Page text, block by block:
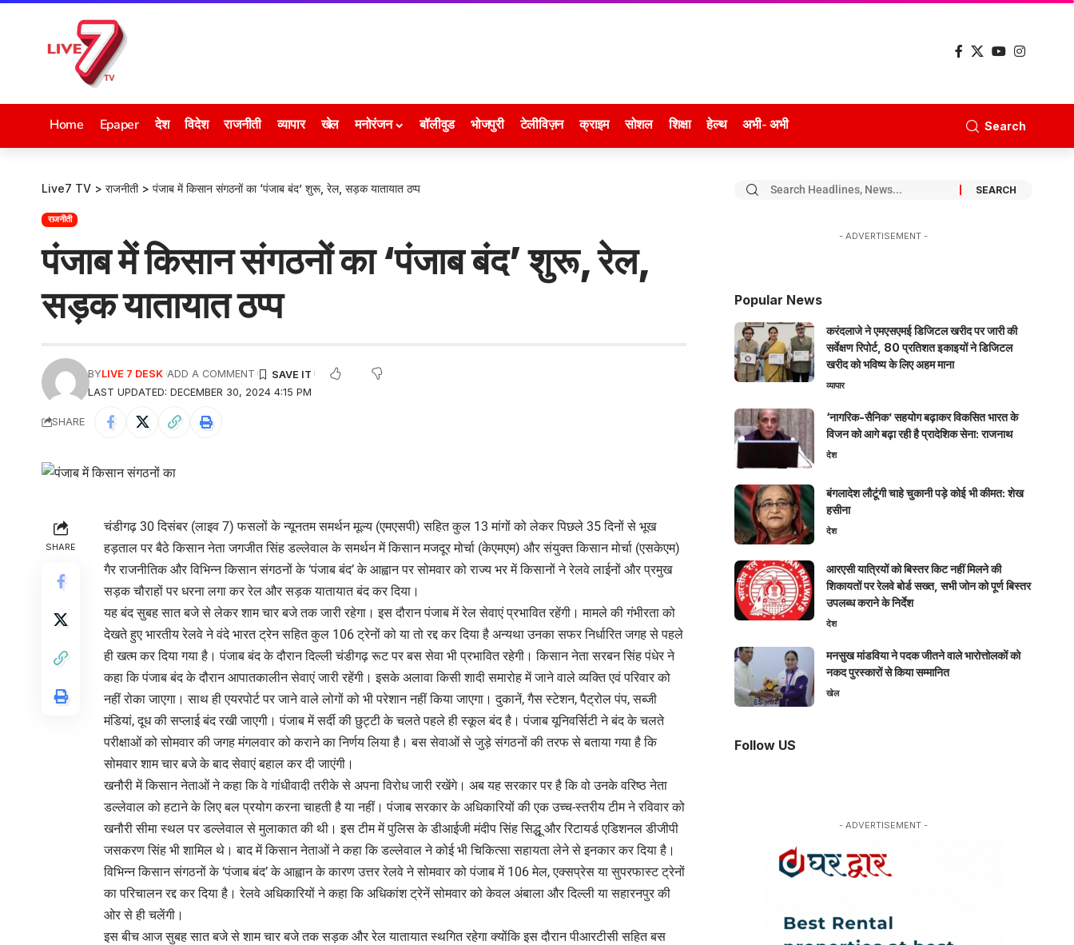
Home Epaper देश विदेश राजनीती व्यापार खेल मनोरंजन बॉलीवुड भोजपुरी टेलीविज़न क्राइम सोशल शिक्षा हेल्थ अभी- अभी Search
Live7 TV > राजनीती> पंजाब में किसान संगठनों का ‘पंजाब बंद’ शुरू, रेल, सड़क यातायात ठप्प
राजनीती
पंजाब में किसान संगठनों का ‘पंजाब बंद’ शुरू, रेल,
सड़क यातायात ठप्प
LAST UPDATED: DECEMBER 30, 2024 4:15 PM
BYLIVE 7 DESK ADD A COMMENT
SHARE
SHARE
चंडीगढ़ 30 दिसंबर (लाइव 7) फसलों के न्यूनतम समर्थन मूल्य (एमएसपी) सहित कुल 13 मांगों को लेकर पिछले 35 दिनों से भूख
हड़ताल पर बैठे किसान नेता जगजीत सिंह डल्लेवाल के समर्थन में किसान मजदूर मोर्चा (केएमएम) और संयुक्त किसान मोर्चा (एसकेएम)
गैर राजनीतिक और विभिन्न किसान संगठनों के ‘पंजाब बंद’ के आह्वान पर सोमवार को राज्य भर में किसानों ने रेलवे लाईनों और प्रमुख
सड़क चौराहों पर धरना लगा कर रेल और सड़क यातायात बंद कर दिया।
यह बंद सुबह सात बजे से लेकर शाम चार बजे तक जारी रहेगा। इस दौरान पंजाब में रेल सेवाएं प्रभावित रहेंगी। मामले की गंभीरता को
देखते हुए भारतीय रेलवे ने वंदे भारत ट्रेन सहित कुल 106 ट्रेनों को या तो रद्द कर दिया है अन्यथा उनका सफर निर्धारित जगह से पहले
ही खत्‍म कर दिया गया है। पंजाब बंद के दौरान दिल्‍ली चंडीगढ़ रूट पर बस सेवा भी प्रभावित रहेगी। किसान नेता सरबन सिंह पंधेर ने
कहा कि पंजाब बंद के दौरान आपातकालीन सेवाएं जारी रहेंगी। इसके अलावा किसी शादी समारोह में जाने वाले व्‍यक्ति एवं परिवार को
नहीं रोका जाएगा। साथ ही एयरपोर्ट पर जाने वाले लोगों को भी परेशान नहीं किया जाएगा। दुकानें, गैस स्टेशन, पैट्रोल पंप, सब्जी
मंडियां, दूध की सप्लाई बंद रखी जाएगी। पंजाब में सर्दी की छुट्टी के चलते पहले ही स्‍कूल बंद है। पंजाब यूनिवर्सिटी ने बंद के चलते
परीक्षाओं को सोमवार की जगह मंगलवार को कराने का निर्णय लिया है। बस सेवाओं से जुड़े संगठनों की तरफ से बताया गया है कि
सोमवार शाम चार बजे के बाद सेवाएं बहाल कर दी जाएंगी।
खनौरी में किसान नेताओं ने कहा कि वे गांधीवादी तरीके से अपना विरोध जारी रखेंगे। अब यह सरकार पर है कि वो उनके वरिष्ठ नेता
डल्लेवाल को हटाने के लिए बल प्रयोग करना चाहती है या नहीं। पंजाब सरकार के अधिकारियों की एक उच्च-स्तरीय टीम ने रविवार को
खनौरी सीमा स्थल पर डल्लेवाल से मुलाकात की थी। इस टीम में पुलिस के डीआईजी मंदीप सिंह सिद्धू और रिटायर्ड एडिशनल डीजीपी
जसकरण सिंह भी शामिल थे। बाद में किसान नेताओं ने कहा कि डल्लेवाल ने कोई भी चिकित्सा सहायता लेने से इनकार कर दिया है।
विभिन्न किसान संगठनों के ‘पंजाब बंद’ के आह्वान के कारण उत्तर रेलवे ने सोमवार को पंजाब में 106 मेल, एक्सप्रेस या सुपरफास्ट ट्रेनों
का परिचालन रद्द कर दिया है। रेलवे अधिकारियों ने कहा कि अधिकांश ट्रेनें सोमवार को केवल अंबाला और दिल्ली या सहारनपुर की
ओर से ही चलेंगी।
इस बीच आज सुबह सात बजे से शाम चार बजे तक सड़क और रेल यातायात स्थगित रहेगा क्योंकि इस दौरान पीआरटीसी सहित बस
- ADVERTISEMENT -
Popular News
करंदलाजे ने एमएसएमई डिजिटल खरीद पर जारी की
सर्वेक्षण रिपोर्ट, 80 प्रतिशत इकाइयों ने डिजिटल
खरीद को भविष्य के लिए अहम माना
व्यापार
‘नागरिक-सैनिक’ सहयोग बढ़ाकर विकसित भारत के
विजन को आगे बढ़ा रही है प्रादेशिक सेना: राजनाथ
देश
बंगलादेश लौटूंगी चाहे चुकानी पड़े कोई भी कीमत: शेख
हसीना
देश
आरएसी यात्रियों को बिस्तर किट नहीं मिलने की
शिकायतों पर रेलवे बोर्ड सख्त, सभी जोन को पूर्ण बिस्तर
उपलब्ध कराने के निर्देश
देश
मनसुख मांडविया ने पदक जीतने वाले भारोत्तोलकों को
नकद पुरस्कारों से किया सम्मानित
खेल
Follow US
- ADVERTISEMENT -